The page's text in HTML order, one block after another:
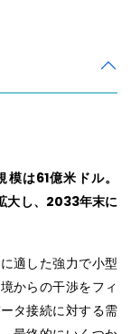
は61億米ドル。
大し、2033年末に
適した強力で小型
からの干渉をフィ
タ接続に対する需